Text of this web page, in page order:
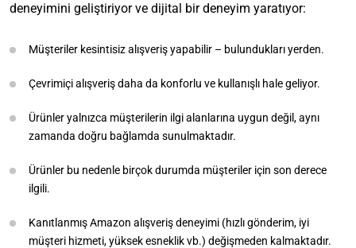
deneyimini geliştiriyor ve dijital bir deneyim yaratıyor:
Müşteriler kesintisiz alışveriş yapabilir – bulundukları yerden.
Çevrimiçi alışveriş daha da konforlu ve kullanışlı hale geliyor.
Ürünler yalnızca müşterilerin ilgi alanlarına uygun değil, aynı
zamanda doğru bağlamda sunulmaktadır.
Ürünler bu nedenle birçok durumda müşteriler için son derece
ilgili.
Kanıtlanmış Amazon alışveriş deneyimi (hızlı gönderim, iyi
müşteri hizmeti, yüksek esneklik vb.) değişmeden kalmaktadır.